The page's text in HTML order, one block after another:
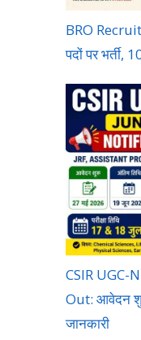
BRO
पदों पर भर्ती,
CSIR
Out: आवेदन
जानकारी